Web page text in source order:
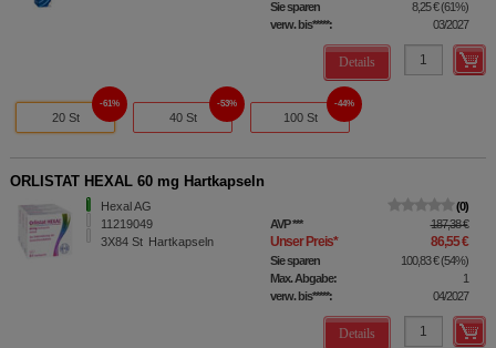
Sie sparen 8,25 €(61%)
verw. bis*****:
03/2027
Details
20 St
61%
40 St
53%
100 St
44%
ORLISTAT HEXAL 60 mg Hartkapseln
Hexal AG
11219049
3X84 St Hartkapseln
0
AVP*** 187,38 €
Unser Preis* 86,55 €
Sie sparen 100,83 €(54%)
Max. Abgabe:
1
verw. bis*****:
04/2027
Details